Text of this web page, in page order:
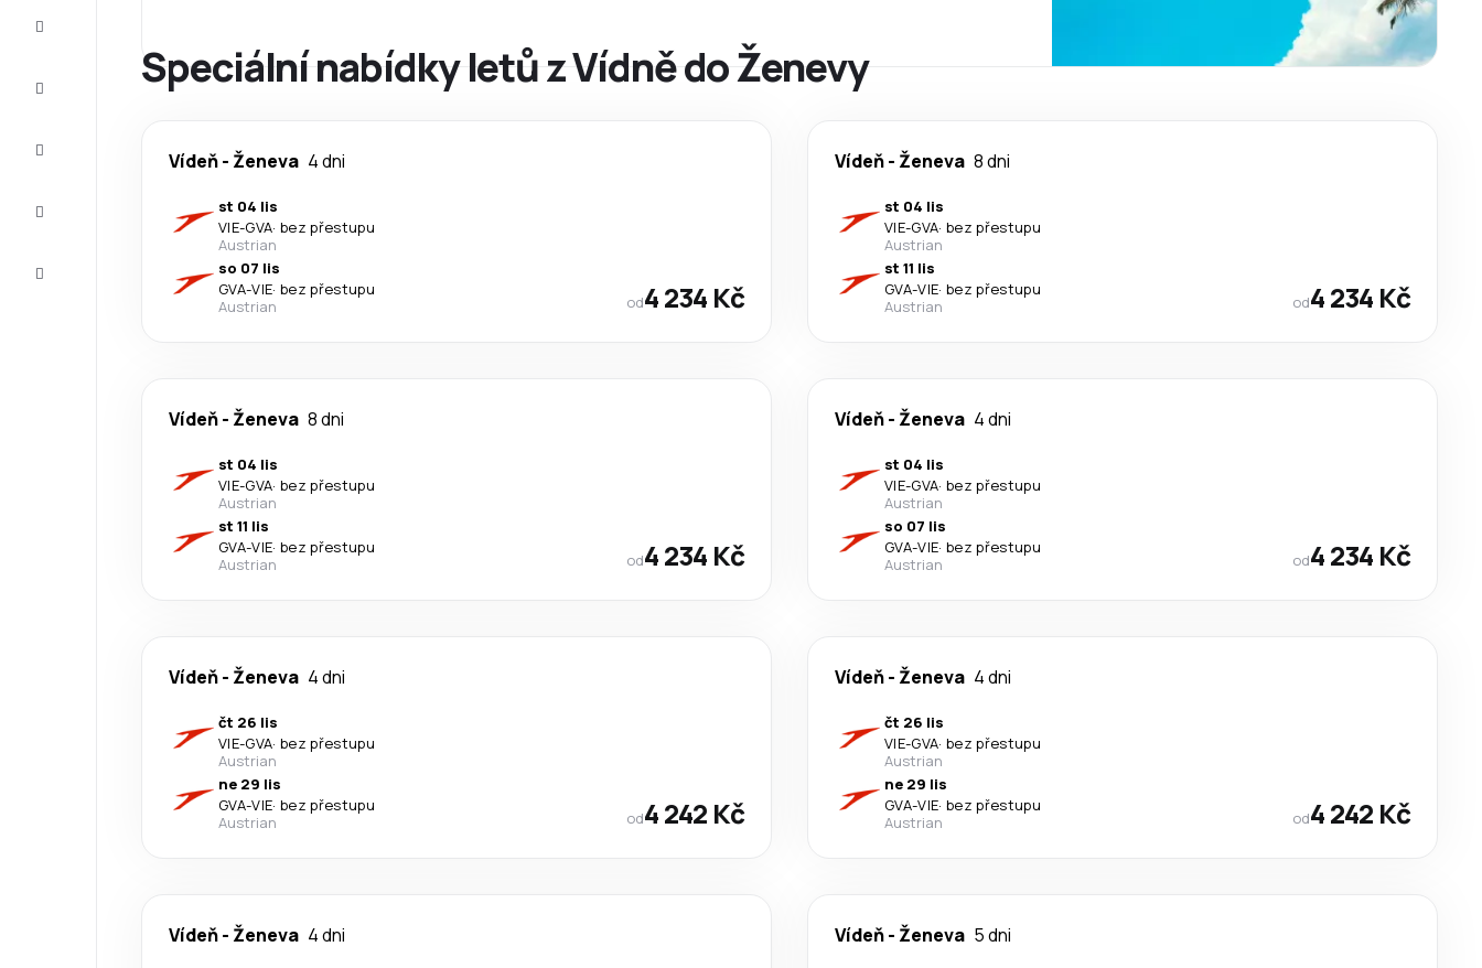
Speciální nabídky letů z Vídně do Ženevy
Vídeň- Ženeva 4 dni
st 04 lis
VIE-GVA· bez přestupu
Austrian
so 07 lis
GVA-VIE· bez přestupu
Austrian
od4 234 Kč
Vídeň- Ženeva 8 dni
st 04 lis
VIE-GVA· bez přestupu
Austrian
st 11 lis
GVA-VIE· bez přestupu
Austrian
od4 234 Kč
Vídeň- Ženeva 8 dni
st 04 lis
VIE-GVA· bez přestupu
Austrian
st 11 lis
GVA-VIE· bez přestupu
Austrian
od4 234 Kč
Vídeň- Ženeva 4 dni
st 04 lis
VIE-GVA· bez přestupu
Austrian
so 07 lis
GVA-VIE· bez přestupu
Austrian
od4 234 Kč
Vídeň- Ženeva 4 dni
čt 26 lis
VIE-GVA· bez přestupu
Austrian
ne 29 lis
GVA-VIE· bez přestupu
Austrian
od4 242 Kč
Vídeň- Ženeva 4 dni
čt 26 lis
VIE-GVA· bez přestupu
Austrian
ne 29 lis
GVA-VIE· bez přestupu
Austrian
od4 242 Kč
Vídeň- Ženeva 4 dni Vídeň- Ženeva 5 dni